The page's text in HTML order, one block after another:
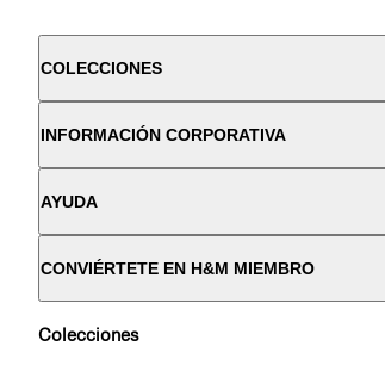
COLECCIONES
INFORMACIÓN CORPORATIVA
AYUDA
CONVIÉRTETE EN H&M MIEMBRO
Colecciones